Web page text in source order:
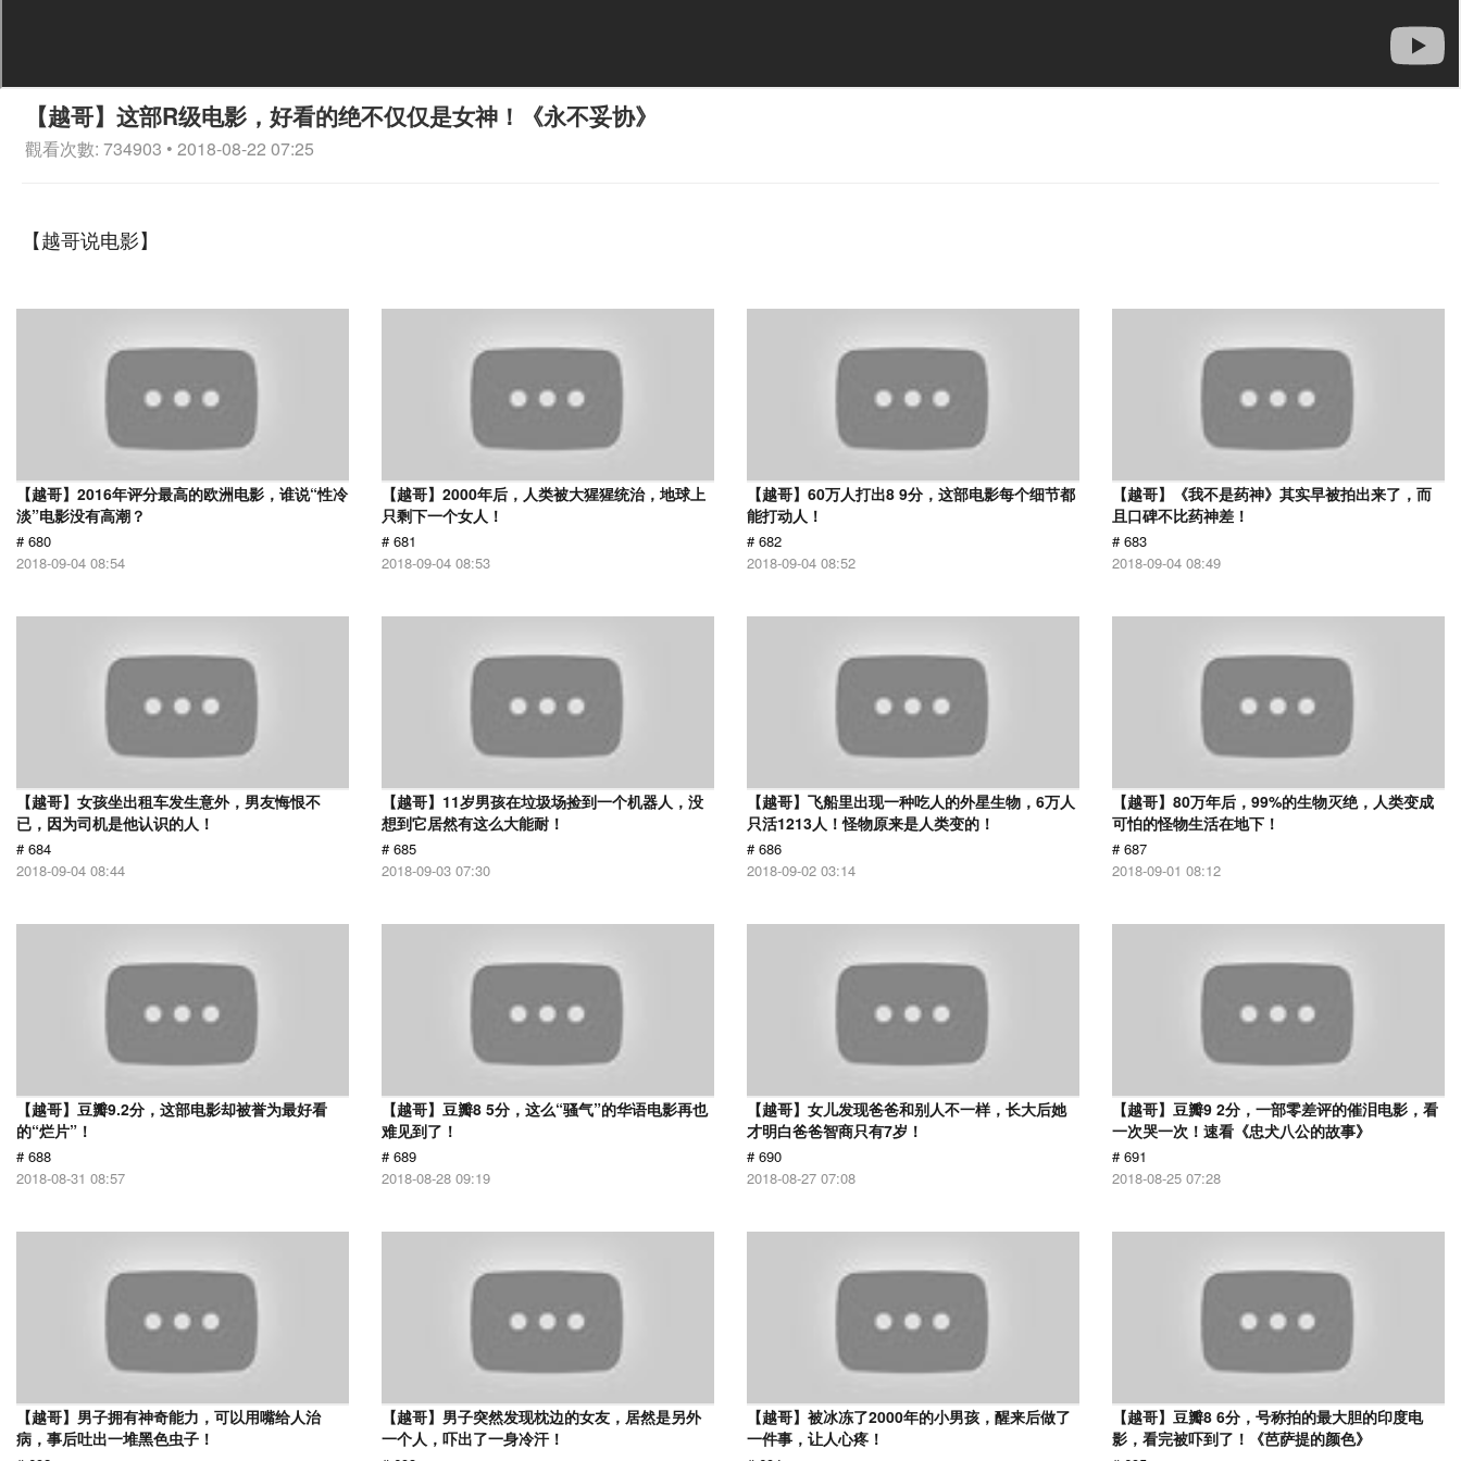
【越哥】这部R级电影，好看的绝不仅仅是女神！《永不妥协》
觀看次數: 734903 • 2018-08-22 07:25
【越哥说电影】
【越哥】2016年评分最高的欧洲电影，谁说“性冷
淡”电影没有高潮？
# 680
2018-09-04 08:54
【越哥】2000年后，人类被大猩猩统治，地球上
只剩下一个女人！
# 681
2018-09-04 08:53
【越哥】60万人打出8 9分，这部电影每个细节都
能打动人！
# 682
2018-09-04 08:52
【越哥】《我不是药神》其实早被拍出来了，而
且口碑不比药神差！
# 683
2018-09-04 08:49
【越哥】女孩坐出租车发生意外，男友悔恨不
已，因为司机是他认识的人！
# 684
2018-09-04 08:44
【越哥】11岁男孩在垃圾场捡到一个机器人，没
想到它居然有这么大能耐！
# 685
2018-09-03 07:30
【越哥】飞船里出现一种吃人的外星生物，6万人
只活1213人！怪物原来是人类变的！
# 686
2018-09-02 03:14
【越哥】80万年后，99%的生物灭绝，人类变成
可怕的怪物生活在地下！
# 687
2018-09-01 08:12
【越哥】豆瓣9.2分，这部电影却被誉为最好看
的“烂片”！
# 688
2018-08-31 08:57
【越哥】豆瓣8 5分，这么“骚气”的华语电影再也
难见到了！
# 689
2018-08-28 09:19
【越哥】女儿发现爸爸和别人不一样，长大后她
才明白爸爸智商只有7岁！
# 690
2018-08-27 07:08
【越哥】豆瓣9 2分，一部零差评的催泪电影，看
一次哭一次！速看《忠犬八公的故事》
# 691
2018-08-25 07:28
【越哥】男子拥有神奇能力，可以用嘴给人治
病，事后吐出一堆黑色虫子！
【越哥】男子突然发现枕边的女友，居然是另外
一个人，吓出了一身冷汗！
【越哥】被冰冻了2000年的小男孩，醒来后做了
一件事，让人心疼！
【越哥】豆瓣8 6分，号称拍的最大胆的印度电
影，看完被吓到了！《芭萨提的颜色》